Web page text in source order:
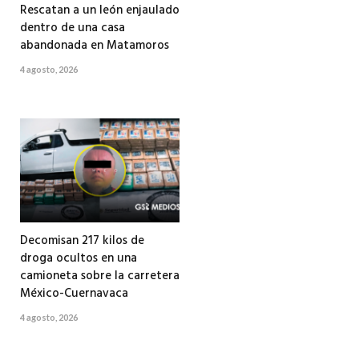
Rescatan a un león enjaulado
dentro de una casa
abandonada en Matamoros
4 agosto, 2026
Decomisan 217 kilos de
droga ocultos en una
camioneta sobre la carretera
México-Cuernavaca
4 agosto, 2026